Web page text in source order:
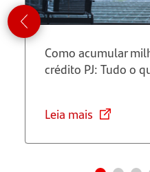
não teve
faturamento
em
2023 precisa
DASN-
Como acumular
crédito​ PJ: Tudo o
Leia mais